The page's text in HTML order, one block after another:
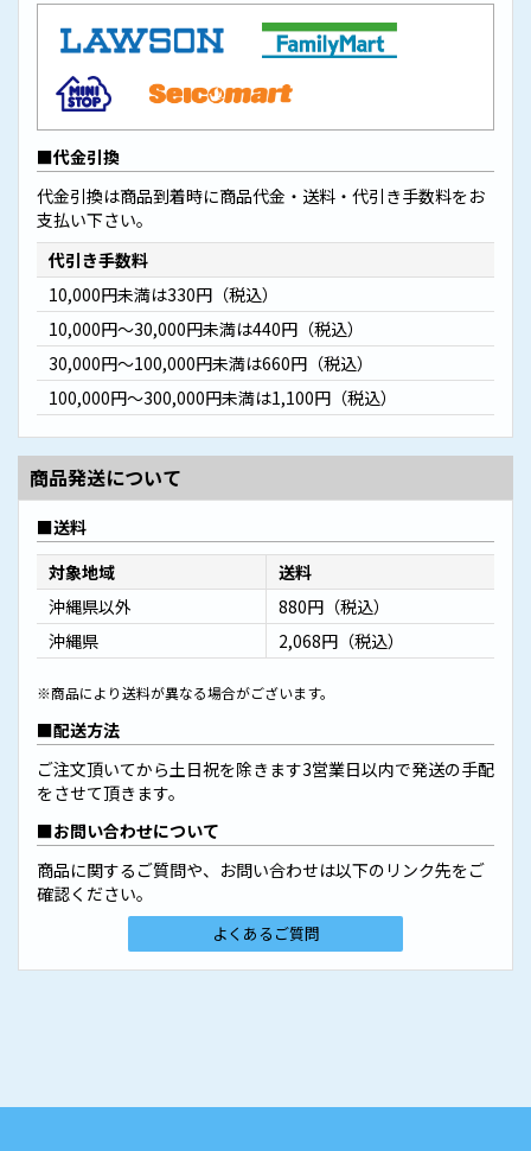
代金引換
代金引換は商品到着時に商品代金・送料・代引き手数料をお
支払い下さい。
代引き手数料
10,000円未満は330円（税込）
10,000円～30,000円未満は440円（税込）
30,000円～100,000円未満は660円（税込）
100,000円～300,000円未満は1,100円（税込）
商品発送について
送料
対象地域
送料
沖縄県以外
880円（税込）
沖縄県
2,068円（税込）
※商品により送料が異なる場合がございます。
配送方法
ご注文頂いてから土日祝を除きます3営業日以内で発送の手配
をさせて頂きます。
お問い合わせについて
商品に関するご質問や、お問い合わせは以下のリンク先をご
確認ください。
よくあるご質問